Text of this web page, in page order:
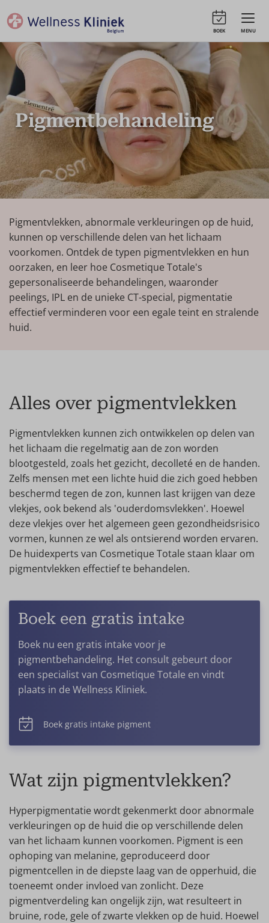
MENU
BOEK
Pigmentbehandeling
Pigmentvlekken, abnormale verkleuringen op de huid,
kunnen op verschillende delen van het lichaam
voorkomen. Ontdek de typen pigmentvlekken en hun
oorzaken, en leer hoe Cosmetique Totale's
gepersonaliseerde behandelingen, waaronder
peelings, IPL en de unieke CT-special, pigmentatie
effectief verminderen voor een egale teint en stralende
huid.
Alles over pigmentvlekken
Pigmentvlekken kunnen zich ontwikkelen op delen van
het lichaam die regelmatig aan de zon worden
blootgesteld, zoals het gezicht, decolleté en de handen.
Zelfs mensen met een lichte huid die zich goed hebben
beschermd tegen de zon, kunnen last krijgen van deze
vlekjes, ook bekend als 'ouderdomsvlekken'. Hoewel
deze vlekjes over het algemeen geen gezondheidsrisico
vormen, kunnen ze wel als ontsierend worden ervaren.
De huidexperts van Cosmetique Totale staan klaar om
pigmentvlekken effectief te behandelen.
Boek een gratis intake
Boek nu een gratis intake voor je
pigmentbehandeling. Het consult gebeurt door
een specialist van Cosmetique Totale en vindt
plaats in de Wellness Kliniek.
Boek gratis intake pigment
Wat zijn pigmentvlekken?
Hyperpigmentatie wordt gekenmerkt door abnormale
verkleuringen op de huid die op verschillende delen
van het lichaam kunnen voorkomen. Pigment is een
ophoping van melanine, geproduceerd door
pigmentcellen in de diepste laag van de opperhuid, die
toeneemt onder invloed van zonlicht. Deze
pigmentverdeling kan ongelijk zijn, wat resulteert in
bruine, rode, gele of zwarte vlekken op de huid. Hoewel